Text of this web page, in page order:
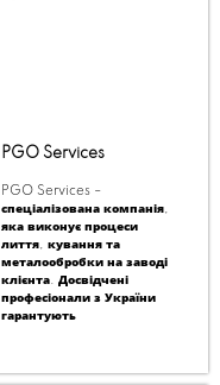
PGO Services
PGO Services –
спеціалізована компанія,
яка виконує процеси
лиття, кування та
металообробки на заводі
клієнта. Досвідчені
професіонали з України
гарантують